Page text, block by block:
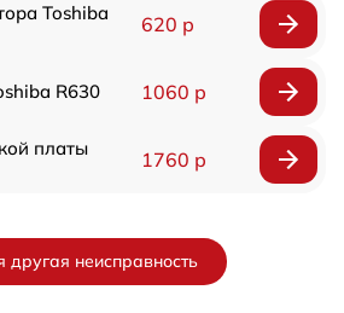
Toshiba
620 р
R630 1060 р
платы
1760 р
другая неисправность